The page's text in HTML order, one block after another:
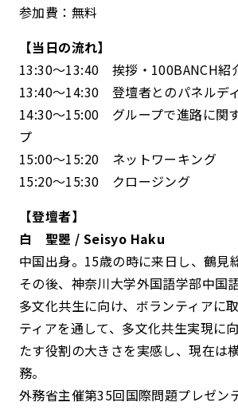
参加費：無料
【当日の流れ】
13:30〜13:40 挨拶・100BANCH紹
13:40〜14:30 登壇者とのパネルデ
14:30〜15:00 グループで進路に関
プ
15:00〜15:20 ネットワーキング
15:20〜15:30 クロージング
【登壇者】
白 聖瞾 / Seisyo Haku
中国出身。15歳の時に来日し、鶴見
その後、神奈川大学外国語学部中国
多文化共生に向け、ボランティアに
ティアを通して、多文化共生実現に
たす役割の大きさを実感し、現在は
務。
外務省主催第35回国際問題プレゼン